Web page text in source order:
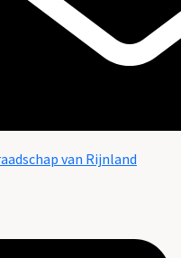
van Rijnland